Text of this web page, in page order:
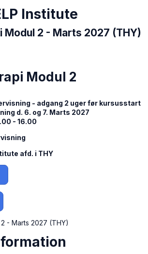
Institute
Modul 2 - Marts 2027 (THY)
Modul 2
- adgang 2 uger før kursusstart
d. 6. og 7. Marts 2027
- 16.00
afd. i THY
- Marts 2027 (THY)